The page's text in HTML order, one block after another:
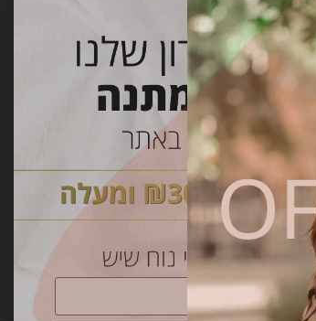
שמלות הנקה והריון, שמלות הריון שיתוף